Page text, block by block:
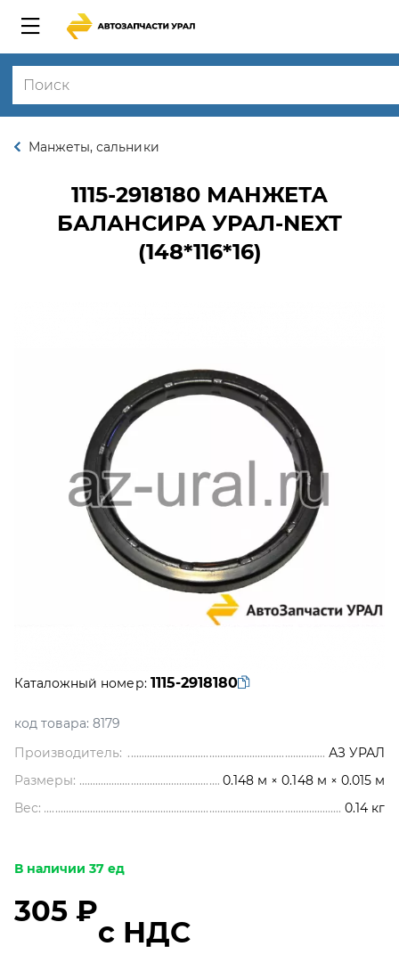
Манжеты, сальники
1115-2918180 МАНЖЕТА
БАЛАНСИРА УРАЛ-NEXT
(148*116*16)
Каталожный номер: 1115-2918180
код товара: 8179
Производитель:
АЗ УРАЛ
Размеры:
0.148 м × 0.148 м × 0.015 м
Вес:
0.14 кг
В наличии 37 ед
305 ₽
с НДС